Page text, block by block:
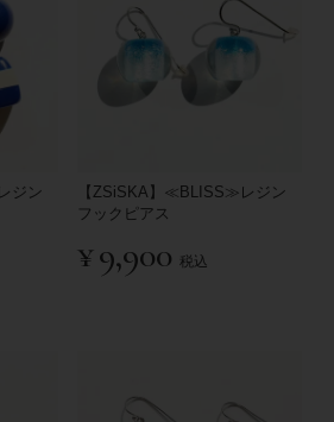
ジン
【ZSiSKA】≪BLISS≫レジン
フックピアス
¥9,900 税込